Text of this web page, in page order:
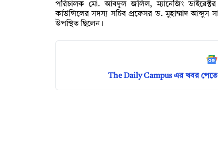
পরিচালক মো. আবদুল জলিল, ম্যানেজিং
কাউন্সিলের সদস্য সচিব প্রফেসর ড. মুহাম্মাদ আব্দুস
উপস্থিত ছিলেন।
The Daily Campus এর খবর